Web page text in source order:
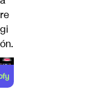
re
gi
ón.